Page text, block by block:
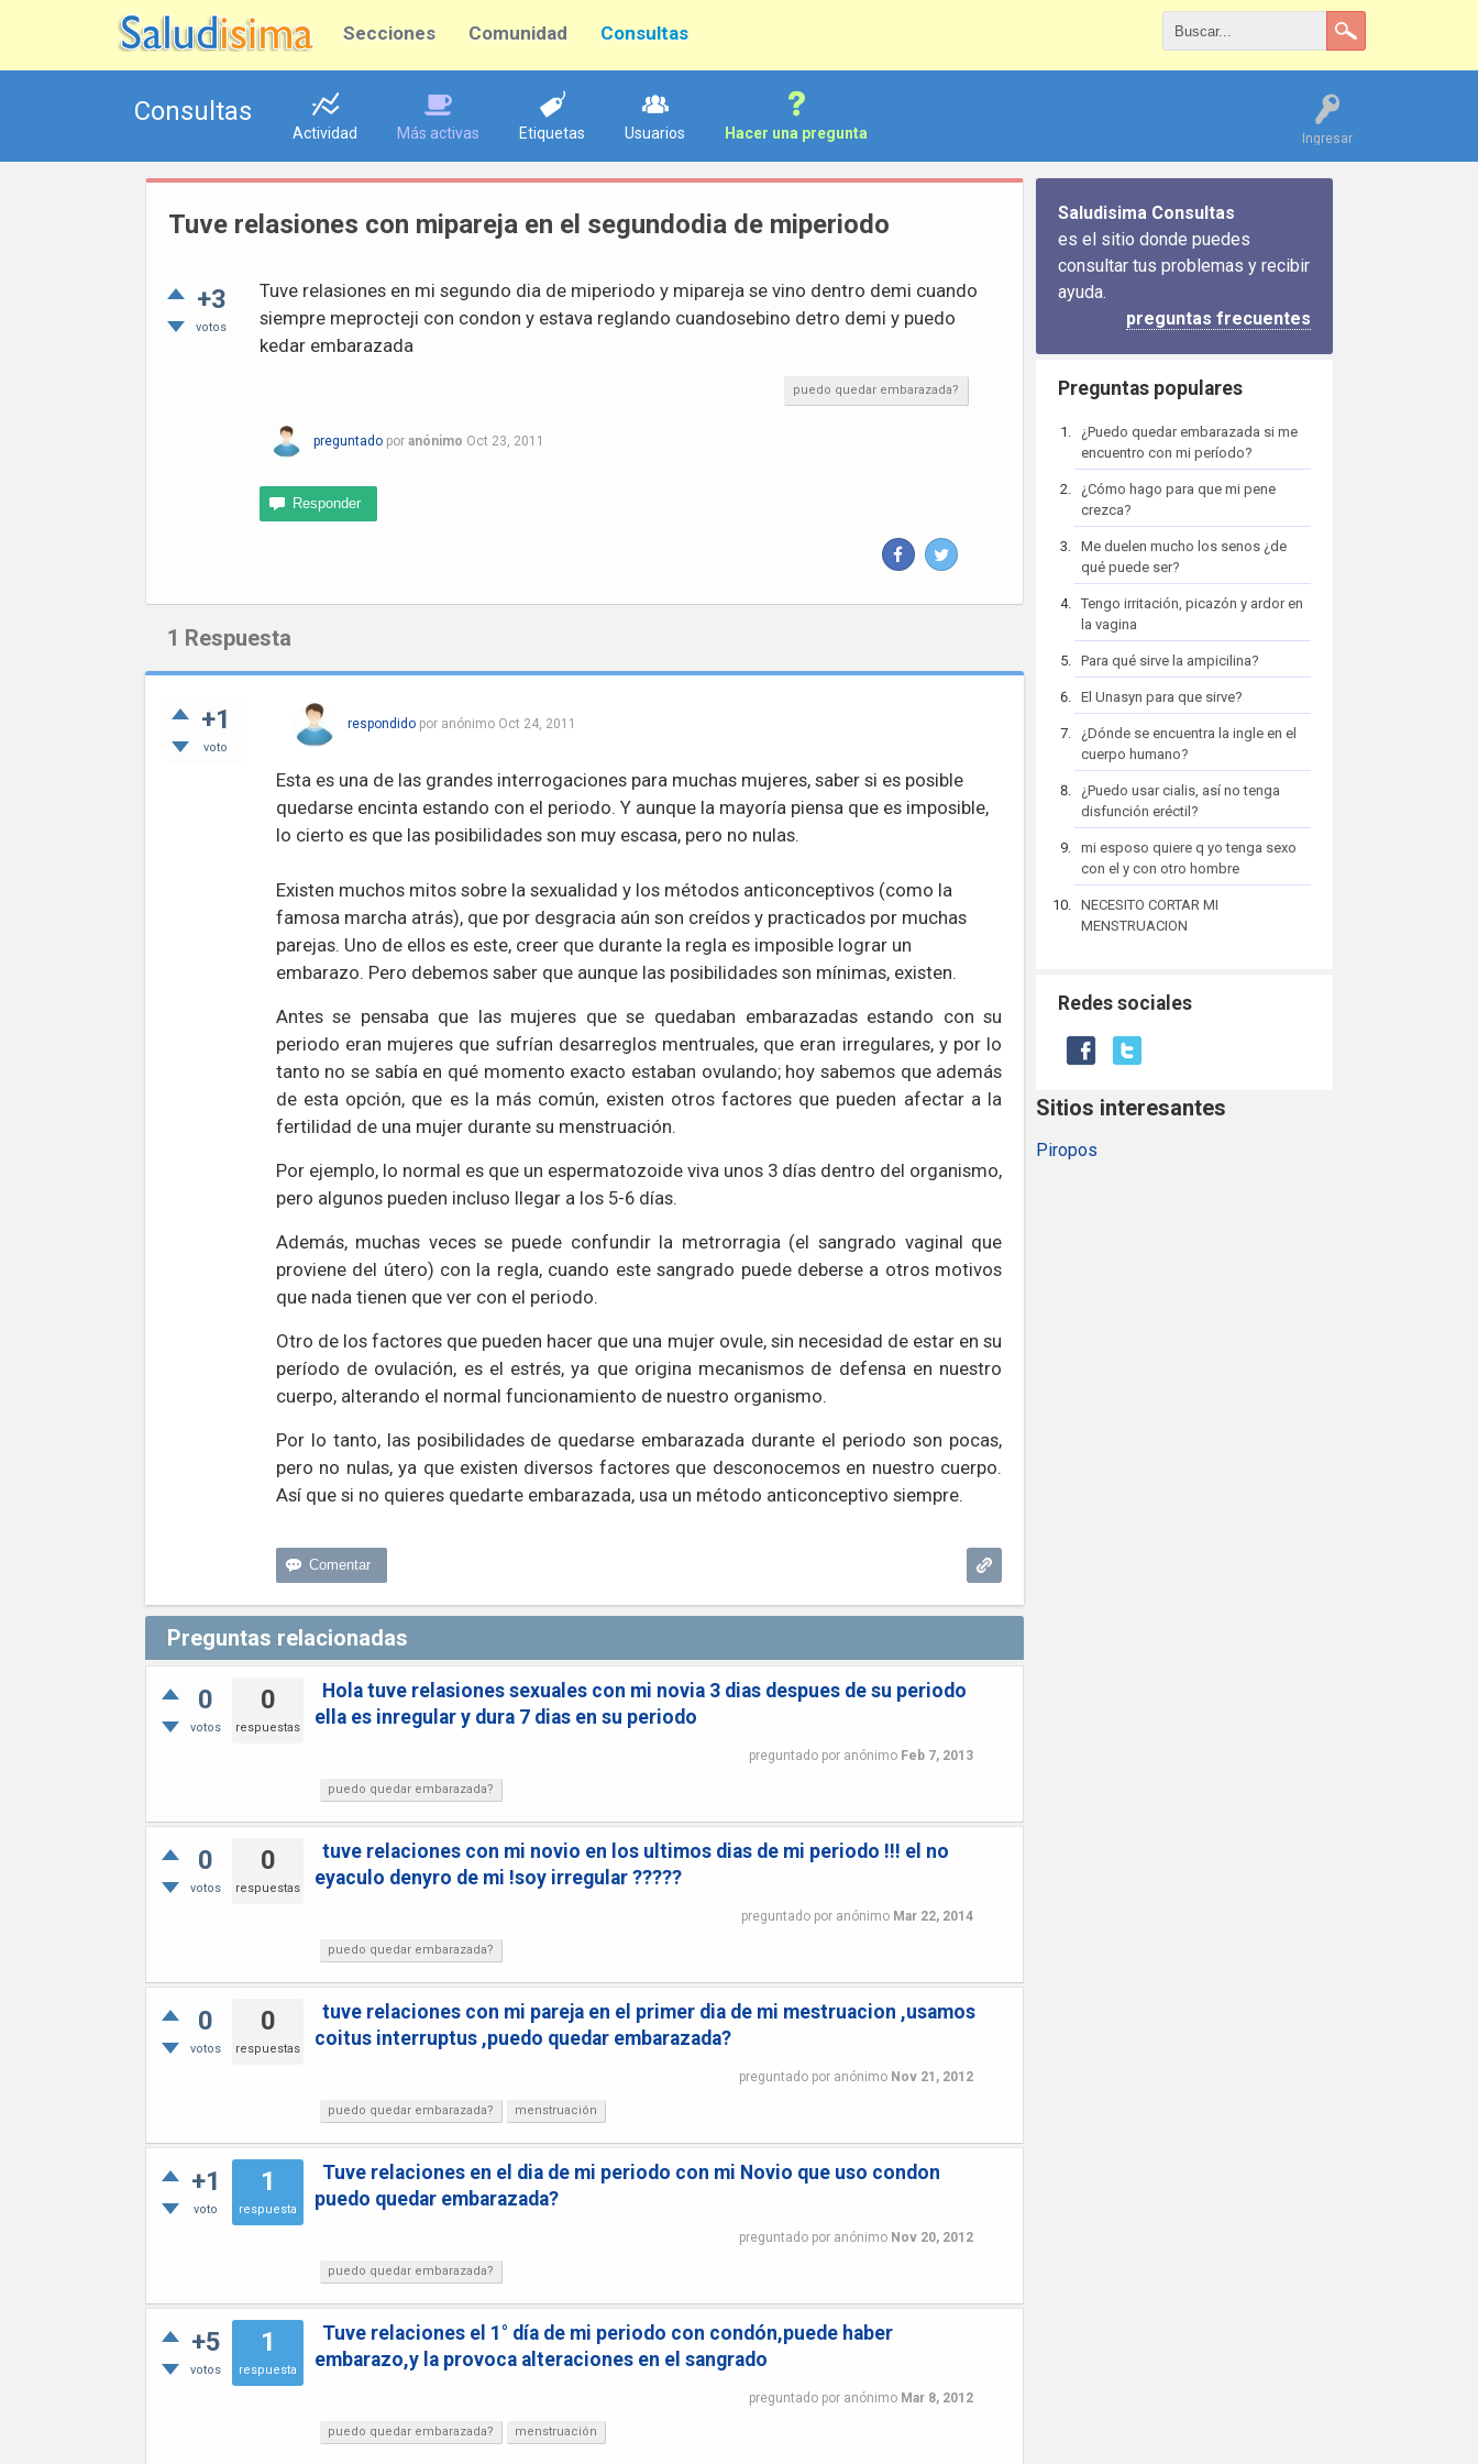
Secciones Comunidad Consultas
Ingresar
Consultas
Actividad Más activas Etiquetas Usuarios Hacer una pregunta
Tuve relasiones con mipareja en el segundodia de miperiodo
+3
votos
Tuve relasiones en mi segundo dia de miperiodo y mipareja se vino dentro demi cuando
siempre meprocteji con condon y estava reglando cuandosebino detro demi y puedo
kedar embarazada
puedo quedar embarazada?
preguntado por anónimo Oct 23, 2011
1 Respuesta
+1
voto
respondido por anónimo Oct 24, 2011
Esta es una de las grandes interrogaciones para muchas mujeres, saber si es posible
quedarse encinta estando con el periodo. Y aunque la mayoría piensa que es imposible,
lo cierto es que las posibilidades son muy escasa, pero no nulas.
Existen muchos mitos sobre la sexualidad y los métodos anticonceptivos (como la
famosa marcha atrás), que por desgracia aún son creídos y practicados por muchas
parejas. Uno de ellos es este, creer que durante la regla es imposible lograr un
embarazo. Pero debemos saber que aunque las posibilidades son mínimas, existen.
Antes se pensaba que las mujeres que se quedaban embarazadas estando con su
periodo eran mujeres que sufrían desarreglos mentruales, que eran irregulares, y por lo
tanto no se sabía en qué momento exacto estaban ovulando; hoy sabemos que además
de esta opción, que es la más común, existen otros factores que pueden afectar a la
fertilidad de una mujer durante su menstruación.
Por ejemplo, lo normal es que un espermatozoide viva unos 3 días dentro del organismo,
pero algunos pueden incluso llegar a los 5-6 días.
Además, muchas veces se puede confundir la metrorragia (el sangrado vaginal que
proviene del útero) con la regla, cuando este sangrado puede deberse a otros motivos
que nada tienen que ver con el periodo.
Otro de los factores que pueden hacer que una mujer ovule, sin necesidad de estar en su
período de ovulación, es el estrés, ya que origina mecanismos de defensa en nuestro
cuerpo, alterando el normal funcionamiento de nuestro organismo.
Por lo tanto, las posibilidades de quedarse embarazada durante el periodo son pocas,
pero no nulas, ya que existen diversos factores que desconocemos en nuestro cuerpo.
Así que si no quieres quedarte embarazada, usa un método anticonceptivo siempre.
Preguntas relacionadas
0
votos
0
respuestas
Hola tuve relasiones sexuales con mi novia 3 dias despues de su periodo
ella es inregular y dura 7 dias en su periodo
preguntado por anónimo Feb 7, 2013
puedo quedar embarazada?
0
votos
0
respuestas
tuve relaciones con mi novio en los ultimos dias de mi periodo !!! el no
eyaculo denyro de mi !soy irregular ?????
preguntado por anónimo Mar 22, 2014
puedo quedar embarazada?
0
votos
0
respuestas
tuve relaciones con mi pareja en el primer dia de mi mestruacion ,usamos
coitus interruptus ,puedo quedar embarazada?
preguntado por anónimo Nov 21, 2012
puedo quedar embarazada? menstruación
+1
voto
1
respuesta
Tuve relaciones en el dia de mi periodo con mi Novio que uso condon
puedo quedar embarazada?
preguntado por anónimo Nov 20, 2012
puedo quedar embarazada?
+5
votos
1
respuesta
Tuve relaciones el 1° día de mi periodo con condón,puede haber
embarazo,y la provoca alteraciones en el sangrado
preguntado por anónimo Mar 8, 2012
puedo quedar embarazada? menstruación
Saludisima Consultas
es el sitio donde puedes
consultar tus problemas y recibir
ayuda.
preguntas frecuentes
Preguntas populares
¿Puedo quedar embarazada si me
encuentro con mi período?
¿Cómo hago para que mi pene
crezca?
Me duelen mucho los senos ¿de
qué puede ser?
Tengo irritación, picazón y ardor en
la vagina
Para qué sirve la ampicilina?
El Unasyn para que sirve?
¿Dónde se encuentra la ingle en el
cuerpo humano?
¿Puedo usar cialis, así no tenga
disfunción eréctil?
mi esposo quiere q yo tenga sexo
con el y con otro hombre
NECESITO CORTAR MI
MENSTRUACION
Redes sociales
Sitios interesantes
Piropos